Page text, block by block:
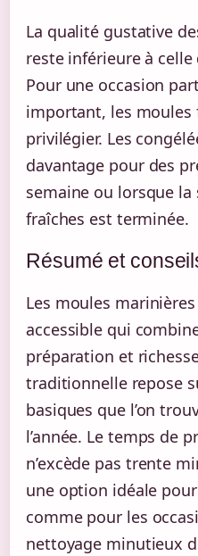
La qualité gustative
reste inférieure à
Pour une occasion
important, les moules
privilégier. Les
davantage pour des
semaine ou lorsque la
fraîches est terminée.
Résumé et
Les moules
accessible qui
préparation et
traditionnelle repose
basiques que l’on
l’année. Le temps de
n’excède pas trente
une option idéale
comme pour les
nettoyage minutieux